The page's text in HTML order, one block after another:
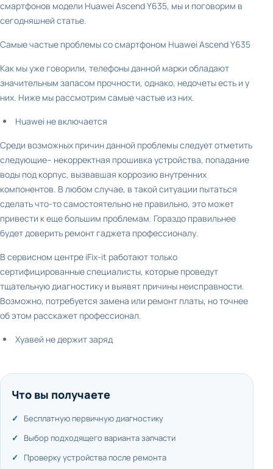
смартфонов модели Huawei Ascend Y635, мы и поговорим в
сегодняшней статье.
Самые частые проблемы со смартфоном Huawei Ascend Y635
Как мы уже говорили, телефоны данной марки обладают
значительным запасом прочности, однако, недочеты есть и у
них. Ниже мы рассмотрим самые частые из них.
Huawei не включается
Среди возможных причин данной проблемы следует отметить
следующие– некорректная прошивка устройства, попадание
воды под корпус, вызвавшая коррозию внутренних
компонентов. В любом случае, в такой ситуации пытаться
сделать что-то самостоятельно не правильно, это может
привести к еще большим проблемам. Гораздо правильнее
будет доверить ремонт гаджета профессионалу.
В сервисном центре iFix-it работают только
сертифицированные специалисты, которые проведут
тщательную диагностику и выявят причины неисправности.
Возможно, потребуется замена или ремонт платы, но точнее
об этом расскажет профессионал.
Хуавей не держит заряд
Что вы получаете
Бесплатную первичную диагностику
Выбор подходящего варианта запчасти
Проверку устройства после ремонта